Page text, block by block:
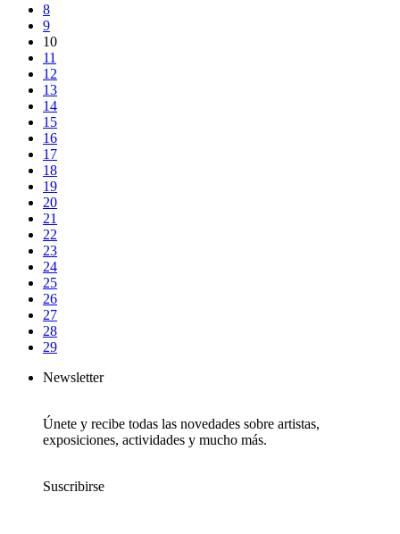
8
9
10
11
12
13
14
15
16
17
18
19
20
21
22
23
24
25
26
27
28
29
Newsletter
Únete y recibe todas las novedades sobre artistas,
exposiciones, actividades y mucho más.
Suscribirse